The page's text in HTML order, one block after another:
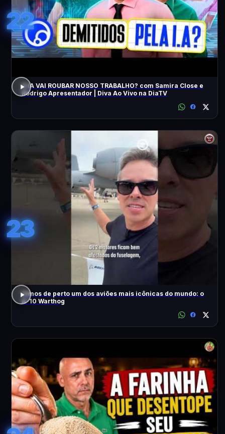
22
A IA VAI ROUBAR NOSSO TRABALHO? com Samira Close e
Rodrigo Apresentador | Diva Ao Vivo na DiaTV
23
Vimos de perto um dos aviões mais icônicas do mundo: o
A-10 Warthog